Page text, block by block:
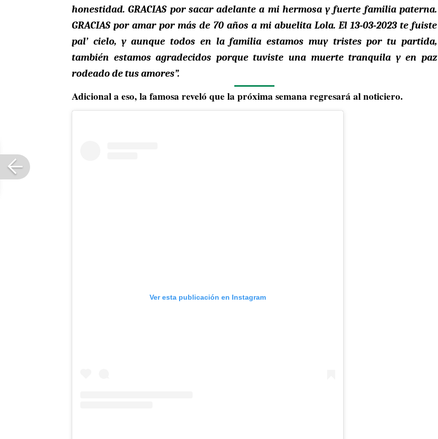
honestidad. GRACIAS por sacar adelante a mi hermosa y fuerte familia paterna.
GRACIAS por amar por más de 70 años a mi abuelita Lola. El 13-03-2023 te fuiste
pal’ cielo, y aunque todos en la familia estamos muy tristes por tu partida,
también estamos agradecidos porque tuviste una muerte tranquila y en paz
rodeado de tus amores”.
Adicional a eso, la famosa reveló que la próxima semana regresará al noticiero.
Ver esta publicación en Instagram